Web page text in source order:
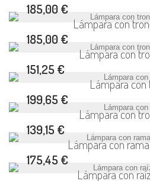
Lámpara con
185,00 €
Lámpara con
185,00 €
Lámpara con
151,25 €
Lámpara con
199,65 €
Lámpara con
139,15 €
Lámpara con
175,45 €